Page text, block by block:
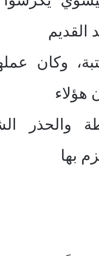
القديم
وكان
هؤلاء
والحذر
بها